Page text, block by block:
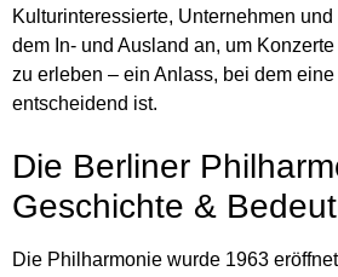
Kulturinteressierte, Unternehmen
dem In- und Ausland an, um
zu erleben – ein Anlass, bei dem
entscheidend ist.
Die Berliner
Geschichte &
Die Philharmonie wurde 1963